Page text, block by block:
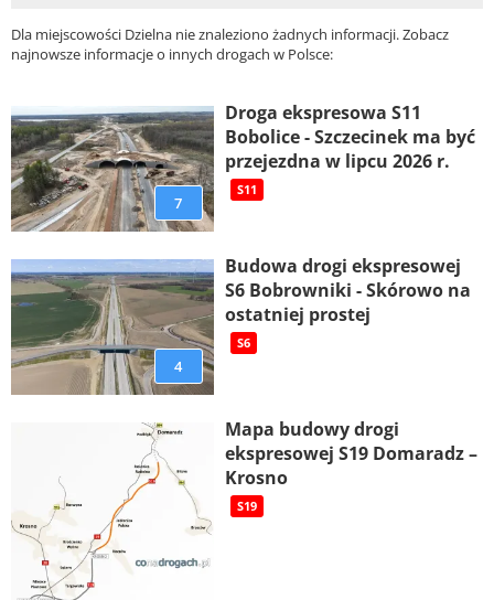
Dla miejscowości Dzielna nie znaleziono żadnych informacji. Zobacz
najnowsze informacje o innych drogach w Polsce:
7
Droga ekspresowa S11
Bobolice - Szczecinek ma być
przejezdna w lipcu 2026 r.
S11
4
Budowa drogi ekspresowej
S6 Bobrowniki - Skórowo na
ostatniej prostej
S6
Mapa budowy drogi
ekspresowej S19 Domaradz –
Krosno
S19